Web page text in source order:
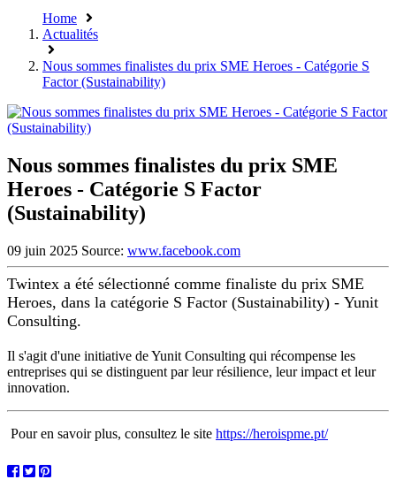
Home
Actualités
Nous sommes finalistes du prix SME Heroes - Catégorie S
Factor (Sustainability)
Nous sommes finalistes du prix SME
Heroes - Catégorie S Factor
(Sustainability)
09 juin 2025 Source: www.facebook.com
Twintex a été sélectionné comme finaliste du prix SME
Heroes, dans la catégorie S Factor (Sustainability) - Yunit
Consulting.
Il s'agit d'une initiative de Yunit Consulting qui récompense les
entreprises qui se distinguent par leur résilience, leur impact et leur
innovation.
Pour en savoir plus, consultez le site https://heroispme.pt/